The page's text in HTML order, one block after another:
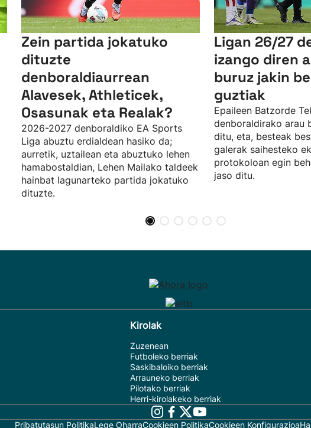
Zein partida jokatuko
dituzte
denboraldiaurrean
Alavesek, Athleticek,
Osasunak eta Realak?
2026-2027 denboraldiko EA Sports
Liga abuztu erdialdean hasiko da;
aurretik, uztailean eta abuztuko lehen
hamabostaldian, Lehen Mailako taldeek
hainbat lagunarteko partida jokatuko
dituzte.
Ligan 26/27
izango diren
buruz jakin
guztiak
Epaileen Batzorde
denboraldirako arau
ditu, eta, besteak
galerak saihesteko
protokoloan egin
jaso ditu.
Kirolak
Zuzenean
Futboleko berriak
Saskibaloiko berriak
Arrauneko berriak
Pilotako berriak
Herri-kirolakeko berriak
Pribatutasun PolitikaLege OharraCookieen PolitikaCookieen Konfigurazioa